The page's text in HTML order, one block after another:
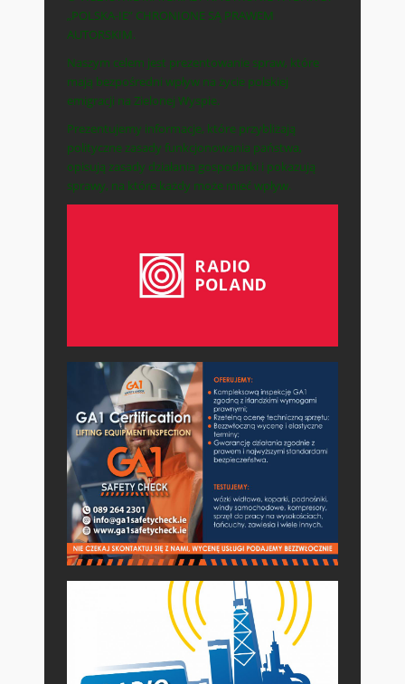
„POLSKA-IE” CHRONIONE SĄ PRAWEM
AUTORSKIM.
Naszym celem jest prezentowanie spraw, które
mają bezpośredni wpływ na życie polskiej
emigracji na Zielonej Wyspie.
Prezentujemy informacje, które przybliżają
polityczne zasady funkcjonowania państwa,
opisują zasady działania gospodarki i pokazują
sprawy, na które każdy może mieć wpływ.